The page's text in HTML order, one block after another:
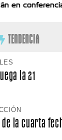
en
TENDENCIA
la 21
de la cuarta